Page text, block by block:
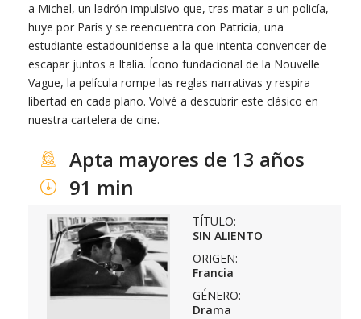
a Michel, un ladrón impulsivo que, tras matar a un policía,
huye por París y se reencuentra con Patricia, una
estudiante estadounidense a la que intenta convencer de
escapar juntos a Italia. Ícono fundacional de la Nouvelle
Vague, la película rompe las reglas narrativas y respira
libertad en cada plano. Volvé a descubrir este clásico en
nuestra cartelera de cine.
Apta mayores de 13 años
91 min
TÍTULO:
SIN ALIENTO
ORIGEN:
Francia
GÉNERO:
Drama